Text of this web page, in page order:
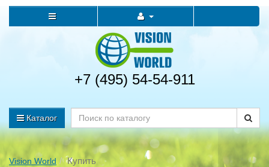
+7 (495) 54-54-911
Каталог
Vision World Купить